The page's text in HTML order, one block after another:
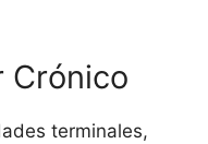
Crónico
terminales,